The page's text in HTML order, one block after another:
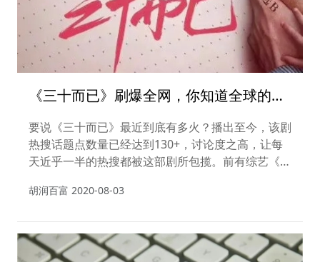
《三十而已》刷爆全网，你知道全球的富
豪们30岁时都在干嘛？
要说《三十而已》最近到底有多火？播出至今，该剧
热搜话题点数量已经达到130+，讨论度之高，让每
天近乎一半的热搜都被这部剧所包揽。前有综艺《乘
是从30岁这个话题点切入，观众似乎也很是买账。
不惑》，还是更想看《三十而已》。
胡润百富 2020-08-03